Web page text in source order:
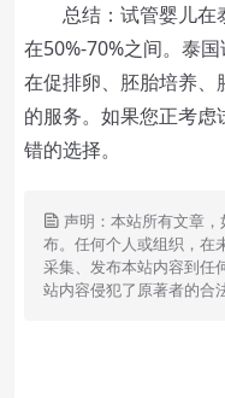
总结：试管婴儿在
在50%-70%之间。泰
在促排卵、胚胎培养
的服务。如果您正考
错的选择。
声明：本站所有文章
布。任何个人或组织，在
采集、发布本站内容到任
站内容侵犯了原著者的合